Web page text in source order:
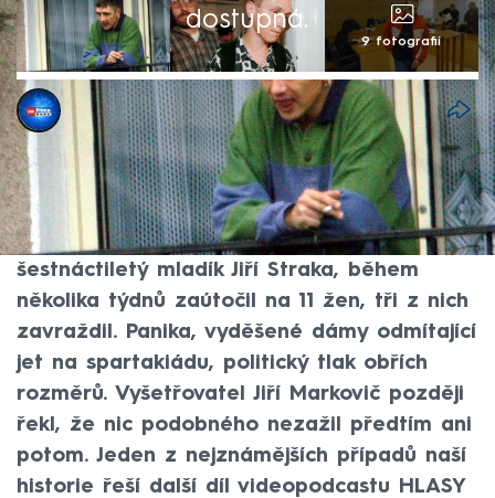
dostupná.
9 fotografií
CNN Prima NEWS
31. říj 2025, 05:43
Praha, jaro 1985. Blížila se spartakiáda a
Praha žila ve strachu: Někdo tam brutálně
napadal a zabíjel ženy. Spartakiádní vrah,
šestnáctiletý mladík Jiří Straka, během
několika týdnů zaútočil na 11 žen, tři z nich
zavraždil. Panika, vyděšené dámy odmítající
jet na spartakiádu, politický tlak obřích
rozměrů. Vyšetřovatel Jiří Markovič později
řekl, že nic podobného nezažil předtím ani
potom. Jeden z nejznámějších případů naší
historie řeší další díl videopodcastu HLASY